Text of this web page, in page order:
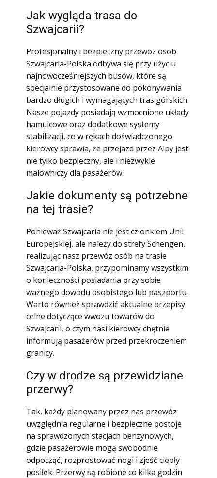
Jak wygląda trasa do
Szwajcarii?
Profesjonalny i bezpieczny przewóz osób
Szwajcaria-Polska odbywa się przy użyciu
najnowocześniejszych busów, które są
specjalnie przystosowane do pokonywania
bardzo długich i wymagających tras górskich.
Nasze pojazdy posiadają wzmocnione układy
hamulcowe oraz dodatkowe systemy
stabilizacji, co w rękach doświadczonego
kierowcy sprawia, że przejazd przez Alpy jest
nie tylko bezpieczny, ale i niezwykle
malowniczy dla pasażerów.
Jakie dokumenty są potrzebne
na tej trasie?
Ponieważ Szwajcaria nie jest członkiem Unii
Europejskiej, ale należy do strefy Schengen,
realizując nasz przewóz osób na trasie
Szwajcaria-Polska, przypominamy wszystkim
o konieczności posiadania przy sobie
ważnego dowodu osobistego lub paszportu.
Warto również sprawdzić aktualne przepisy
celne dotyczące wwozu towarów do
Szwajcarii, o czym nasi kierowcy chętnie
informują pasażerów przed przekroczeniem
granicy.
Czy w drodze są przewidziane
przerwy?
Tak, każdy planowany przez nas przewóz
uwzględnia regularne i bezpieczne postoje
na sprawdzonych stacjach benzynowych,
gdzie pasażerowie mogą swobodnie
odpocząć, rozprostować nogi i zjeść ciepły
posiłek. Przerwy są robione co kilka godzin